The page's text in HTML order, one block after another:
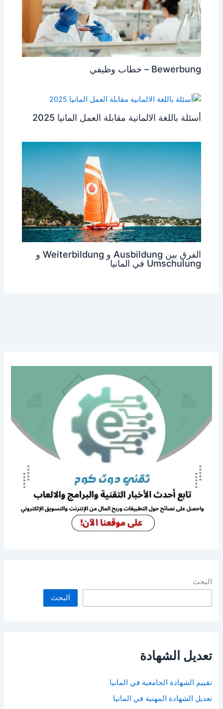
Bewerbung – خطاب وظيفي
أسئلة باللغة الالمانية مقابلة العمل المانيا 2025
الفرق بين Ausbildung و Weiterbildung و
Umschulung في المانيا
البحث
البحث
تعديل الشهادة
تقييم الشهادة الجامعية في المانيا
تعديل الشهادة المهنية في المانيا